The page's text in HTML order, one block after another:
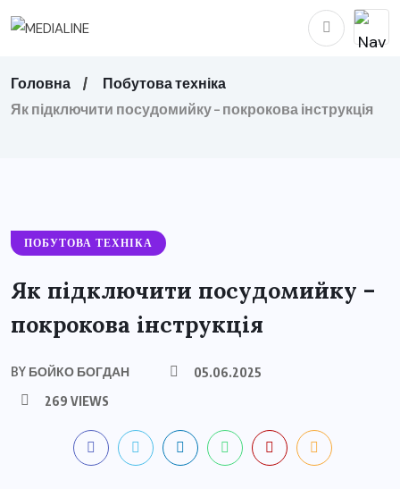
Головна
Побутова техніка
Як підключити посудомийку – покрокова інструкція
ПОБУТОВА ТЕХНІКА
Як підключити посудомийку –
покрокова інструкція
BY БОЙКО БОГДАН
05.06.2025
269 VIEWS